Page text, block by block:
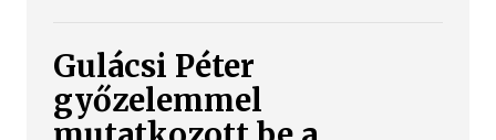
Gulácsi Péter
győzelemmel